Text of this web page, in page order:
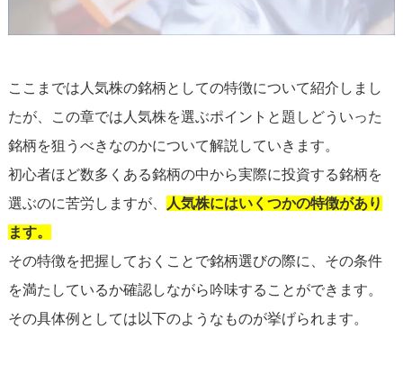
ここまでは人気株の銘柄としての特徴について紹介しまし
たが、この章では人気株を選ぶポイントと題しどういった
銘柄を狙うべきなのかについて解説していきます。
初心者ほど数多くある銘柄の中から実際に投資する銘柄を
選ぶのに苦労しますが、
人気株にはいくつかの特徴があり
ます。
その特徴を把握しておくことで銘柄選びの際に、その条件
を満たしているか確認しながら吟味することができます。
その具体例としては以下のようなものが挙げられます。